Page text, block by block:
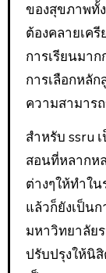
ของสุขภาพทั้
ต้องคลายเค
การเรียนมา
การเลือกหลั
ความสามาร
สำหรับ ssru
สอนที่หลากห
ต่างๆให้ทำใ
แล้วก็ยังเป็น
มหาวิทยาลัย
ปรับปรุงให้นิ